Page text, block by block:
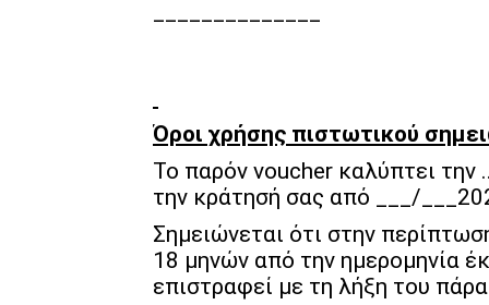
Όροι χρήσης πιστωτικού
Το παρόν voucher καλύπτει
την κράτησή σας από ___/
Σημειώνεται ότι στην
18 μηνών από την ημερομηνία
επιστραφεί με τη λήξη του